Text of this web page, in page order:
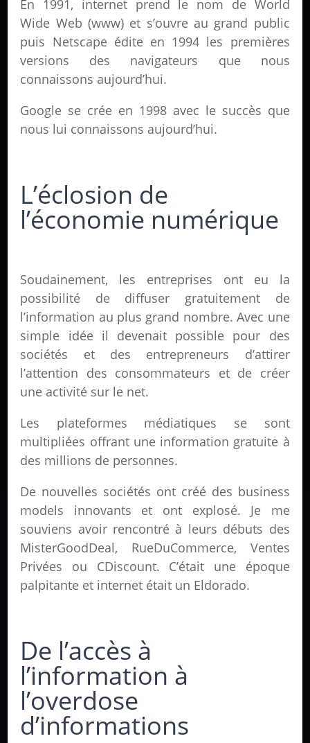
En 1991, internet prend le nom de World
Wide Web (www) et s’ouvre au grand public
puis Netscape édite en 1994 les premières
versions des navigateurs que nous
connaissons aujourd’hui.
Google se crée en 1998 avec le succès que
nous lui connaissons aujourd’hui.
L’éclosion de
l’économie numérique
Soudainement, les entreprises ont eu la
possibilité de diffuser gratuitement de
l’information au plus grand nombre. Avec une
simple idée il devenait possible pour des
sociétés et des entrepreneurs d’attirer
l’attention des consommateurs et de créer
une activité sur le net.
Les plateformes médiatiques se sont
multipliées offrant une information gratuite à
des millions de personnes.
De nouvelles sociétés ont créé des business
models innovants et ont explosé. Je me
souviens avoir rencontré à leurs débuts des
MisterGoodDeal, RueDuCommerce, Ventes
Privées ou CDiscount. C’était une époque
palpitante et internet était un Eldorado.
De l’accès à
l’information à
l’overdose
d’informations